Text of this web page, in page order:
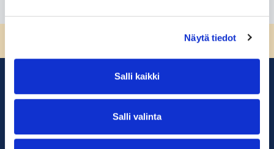
Näytä tiedot
Salli kaikki
Salli valinta